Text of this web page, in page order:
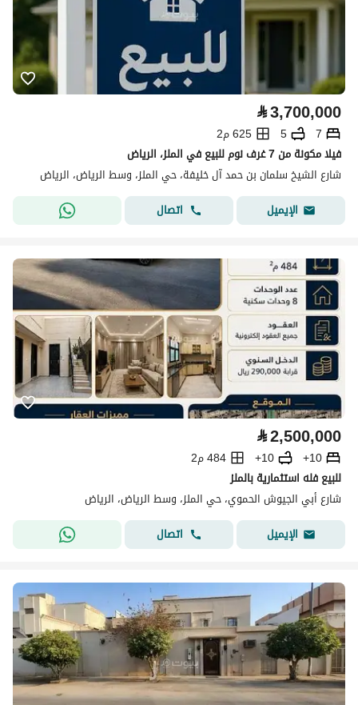
⃁3,700,000
7
5
625 م2
فيلا مكونة من 7 غرف نوم للبيع في الملز، الرياض
شارع الشيخ سلمان بن حمد آل خليفة، حي الملز، وسط الرياض، الرياض
الإيميل
اتصال
⃁2,500,000
10+
10+
484 م2
للبيع فله استثمارية بالملز
شارع أبي الجيوش الحموي، حي الملز، وسط الرياض، الرياض
الإيميل
اتصال